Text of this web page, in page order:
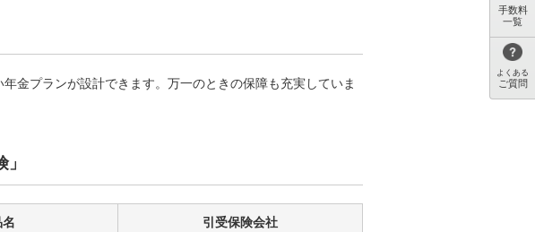
金プランが設計できます。万一のときの保障も充実していま
引受保険会社
手数料
一覧
よくある
ご質問